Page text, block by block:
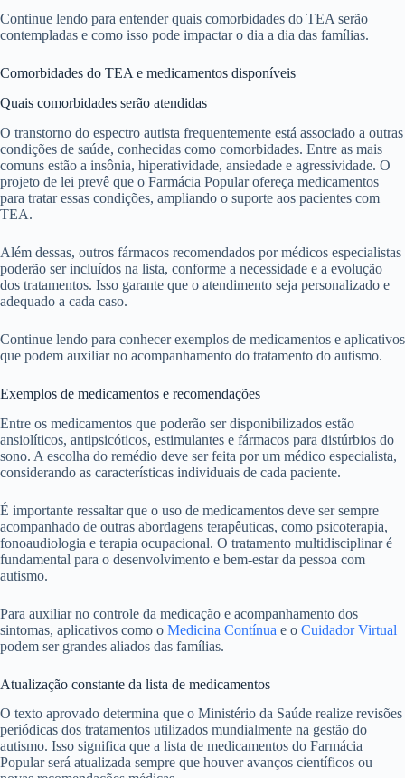
Continue lendo para entender quais comorbidades do TEA serão
contempladas e como isso pode impactar o dia a dia das famílias.
Comorbidades do TEA e medicamentos disponíveis
Quais comorbidades serão atendidas
O transtorno do espectro autista frequentemente está associado a outras
condições de saúde, conhecidas como comorbidades. Entre as mais
comuns estão a insônia, hiperatividade, ansiedade e agressividade. O
projeto de lei prevê que o Farmácia Popular ofereça medicamentos
para tratar essas condições, ampliando o suporte aos pacientes com
TEA.
Além dessas, outros fármacos recomendados por médicos especialistas
poderão ser incluídos na lista, conforme a necessidade e a evolução
dos tratamentos. Isso garante que o atendimento seja personalizado e
adequado a cada caso.
Continue lendo para conhecer exemplos de medicamentos e aplicativos
que podem auxiliar no acompanhamento do tratamento do autismo.
Exemplos de medicamentos e recomendações
Entre os medicamentos que poderão ser disponibilizados estão
ansiolíticos, antipsicóticos, estimulantes e fármacos para distúrbios do
sono. A escolha do remédio deve ser feita por um médico especialista,
considerando as características individuais de cada paciente.
É importante ressaltar que o uso de medicamentos deve ser sempre
acompanhado de outras abordagens terapêuticas, como psicoterapia,
fonoaudiologia e terapia ocupacional. O tratamento multidisciplinar é
fundamental para o desenvolvimento e bem-estar da pessoa com
autismo.
Para auxiliar no controle da medicação e acompanhamento dos
sintomas, aplicativos como o Medicina Contínua e o Cuidador Virtual
podem ser grandes aliados das famílias.
Atualização constante da lista de medicamentos
O texto aprovado determina que o Ministério da Saúde realize revisões
periódicas dos tratamentos utilizados mundialmente na gestão do
autismo. Isso significa que a lista de medicamentos do Farmácia
Popular será atualizada sempre que houver avanços científicos ou